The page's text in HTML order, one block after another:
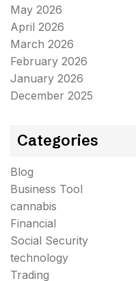
May 2026
April 2026
March 2026
February 2026
January 2026
December 2025
Categories
Blog
Business Tool
cannabis
Financial
Social Security
technology
Trading